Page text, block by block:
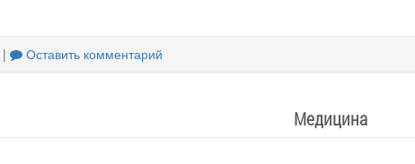
| Оставить комментарий
Медицина